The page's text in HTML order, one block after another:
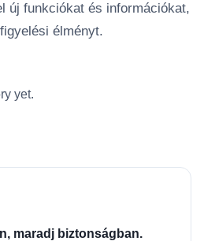
új funkciókat és információkat,
élményt.
yet.
maradj biztonságban.